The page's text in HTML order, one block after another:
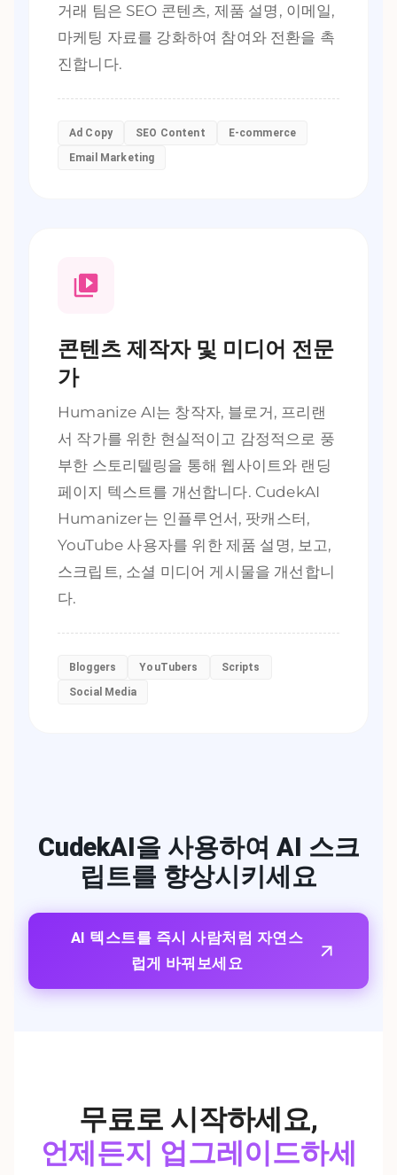
거래 팀은 SEO 콘텐츠, 제품 설명, 이메일,
마케팅 자료를 강화하여 참여와 전환을 촉
진합니다.
Ad Copy SEO Content
E-commerce
Email Marketing
콘텐츠 제작자 및 미디어 전문
가
Humanize AI는 창작자, 블로거, 프리랜
서 작가를 위한 현실적이고 감정적으로 풍
부한 스토리텔링을 통해 웹사이트와 랜딩
페이지 텍스트를 개선합니다. CudekAI
Humanizer는 인플루언서, 팟캐스터,
YouTube 사용자를 위한 제품 설명, 보고,
스크립트, 소셜 미디어 게시물을 개선합니
다.
Bloggers YouTubers
Scripts
Social Media
CudekAI을 사용하여 AI 스크
립트를 향상시키세요
AI 텍스트를 즉시 사람처럼 자연스
럽게 바꿔보세요
무료로 시작하세요,
언제든지 업그레이드하세